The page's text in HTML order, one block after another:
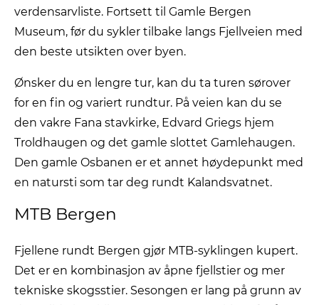
verdensarvliste. Fortsett til Gamle Bergen
Museum, før du sykler tilbake langs Fjellveien med
den beste utsikten over byen.
Ønsker du en lengre tur, kan du ta turen sørover
for en fin og variert rundtur. På veien kan du se
den vakre Fana stavkirke, Edvard Griegs hjem
Troldhaugen og det gamle slottet Gamlehaugen.
Den gamle Osbanen er et annet høydepunkt med
en natursti som tar deg rundt Kalandsvatnet.
MTB Bergen
Fjellene rundt Bergen gjør MTB-syklingen kupert.
Det er en kombinasjon av åpne fjellstier og mer
tekniske skogsstier. Sesongen er lang på grunn av